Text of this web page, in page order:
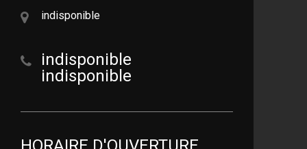
indisponible
indisponible
indisponible